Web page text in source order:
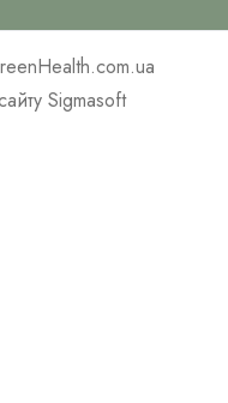
Sigmasoft